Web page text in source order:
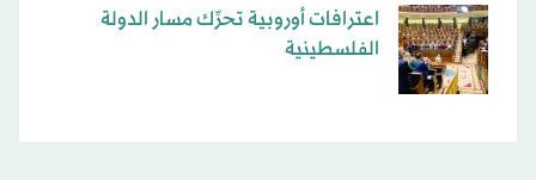
اعترافات أوروبية تحرِّك مسار الدولة
الفلسطينية